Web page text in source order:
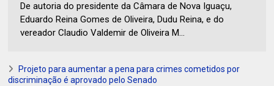
De autoria do presidente da Câmara de Nova Iguaçu,
Eduardo Reina Gomes de Oliveira, Dudu Reina, e do
vereador Claudio Valdemir de Oliveira M...
Projeto para aumentar a pena para crimes cometidos por
discriminação é aprovado pelo Senado